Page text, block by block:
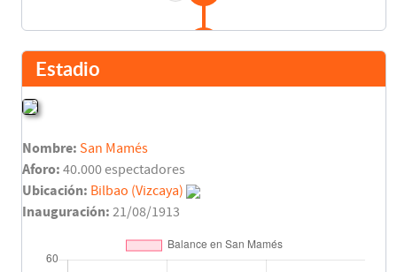
Asist: Quiliano Gago
Final del partido
Estadio
Nombre: San Mamés
Aforo: 40.000 espectadores
Ubicación: Bilbao (Vizcaya)
Inauguración: 21/08/1913